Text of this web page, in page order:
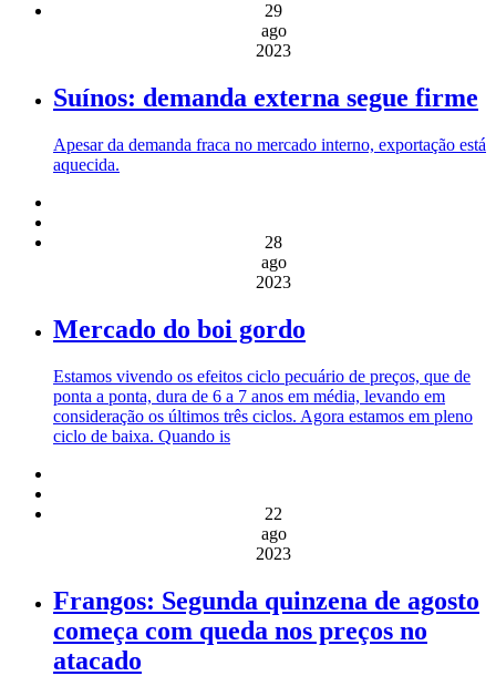
29
ago
2023
Suínos: demanda externa segue firme
Apesar da demanda fraca no mercado interno, exportação está
aquecida.
28
ago
2023
Mercado do boi gordo
Estamos vivendo os efeitos ciclo pecuário de preços, que de
ponta a ponta, dura de 6 a 7 anos em média, levando em
consideração os últimos três ciclos. Agora estamos em pleno
ciclo de baixa. Quando is
22
ago
2023
Frangos: Segunda quinzena de agosto
começa com queda nos preços no
atacado